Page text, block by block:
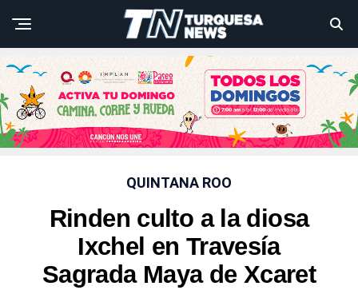
QUINTANA ROO
Rinden culto a la diosa
Ixchel en Travesía
Sagrada Maya de Xcaret